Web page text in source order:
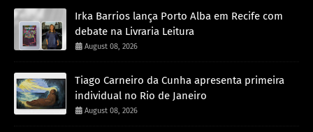
Irka Barrios lança Porto Alba em Recife com
debate na Livraria Leitura
August 08, 2026
Tiago Carneiro da Cunha apresenta primeira
individual no Rio de Janeiro
August 08, 2026